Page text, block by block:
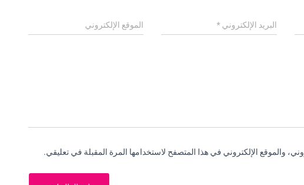
البريد الإلكتروني* الموقع الإلكتروني
والموقع الإلكتروني في هذا المتصفح لاستخدامها المرة المقبلة في تعليقي.